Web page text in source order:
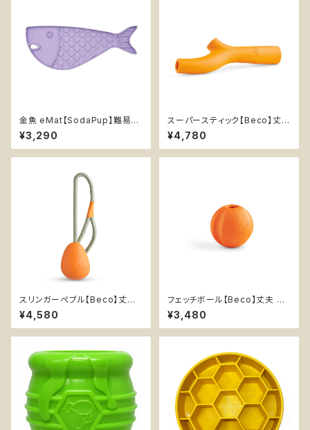
金魚 eMat【SodaPup】難易度
★ 早食い防止皿 スローフィー
ダー 知育 エンリッチメント スト
レス解消 猫 リックマットソダパッ
¥3,290
スーパースティック【Beco】丈夫
持ってこい棒 天然ゴム エンリッ
チメント イエロー オレンジ
¥4,780
スリンガーぺブル【Beco】丈夫
卵型 持ってこいボール ひも付き
天然ゴム イエロー オレンジ
¥4,580
フェッチボール【Beco】丈夫 持
ってこいボール 音なる 天然ゴム
イエロー オレンジ
¥3,480